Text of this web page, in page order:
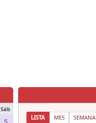
Sáb
LISTA MES SEMANA